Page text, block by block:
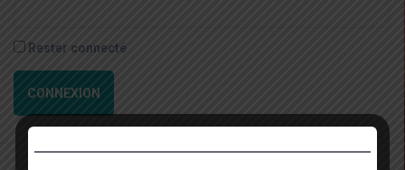
Rester connecté
CONNEXION